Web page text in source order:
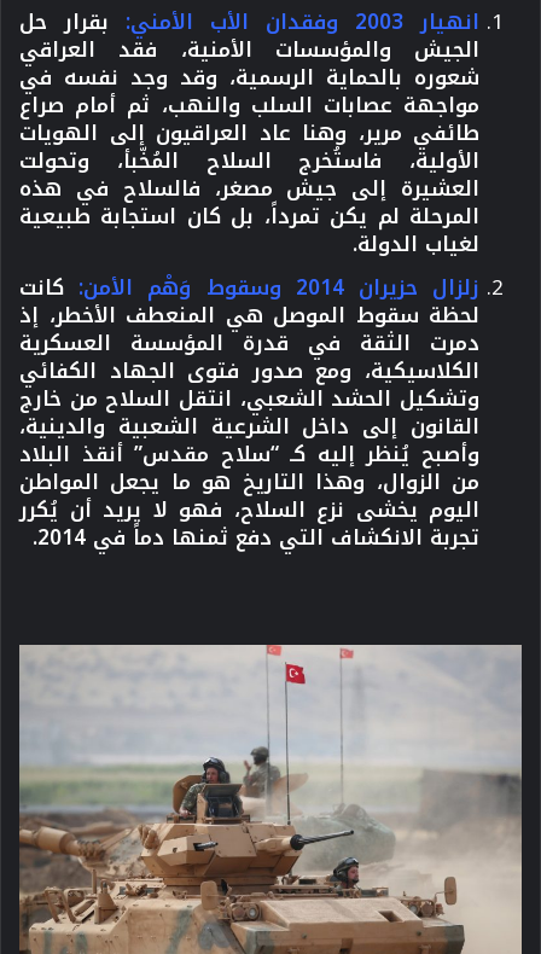
انهيار 2003 وفقدان الأب الأمني:
بقرار حل
الجيش والمؤسسات الأمنية، فقد العراقي
شعوره بالحماية الرسمية، وقد وجد نفسه في
مواجهة عصابات السلب والنهب، ثم أمام صراع
طائفي مرير، وهنا عاد العراقيون إلى الهويات
الأولية، فاستُخرج السلاح المُخّبأ، وتحولت
العشيرة إلى جيش مصغر، فالسلاح في هذه
المرحلة لم يكن تمرداً، بل كان استجابة طبيعية
لغياب الدولة.
زلزال حزيران 2014 وسقوط وَهْم الأمن:
كانت
لحظة سقوط الموصل هي المنعطف الأخطر، إذ
دمرت الثقة في قدرة المؤسسة العسكرية
الكلاسيكية، ومع صدور فتوى الجهاد الكفائي
وتشكيل الحشد الشعبي، انتقل السلاح من خارج
القانون إلى داخل الشرعية الشعبية والدينية،
وأصبح يُنظر إليه كـ “سلاح مقدس” أنقذ البلاد
من الزوال، وهذا التاريخ هو ما يجعل المواطن
اليوم يخشى نزع السلاح، فهو لا يريد أن يُكرر
تجربة الانكشافالتي دفع ثمنها دماً في 2014.